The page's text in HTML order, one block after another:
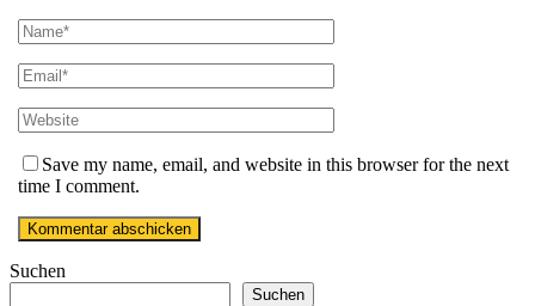
Save my name, email, and website in this browser for the next
time I comment.
Suchen
Suchen